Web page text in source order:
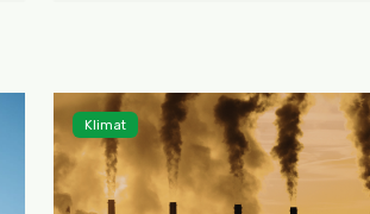
Polsce.
Klimat